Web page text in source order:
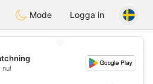
KuwaitChat
Mode Logga in